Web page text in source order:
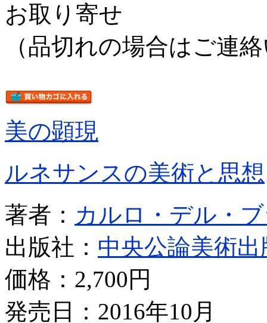
お取り寄せ
（品切れの場合はご連
美の顕現
ルネサンスの美術と思想
著者： カルロ・デル・
出版社： 中央公論美術出
価格： 2,700円
発売日：2016年10月